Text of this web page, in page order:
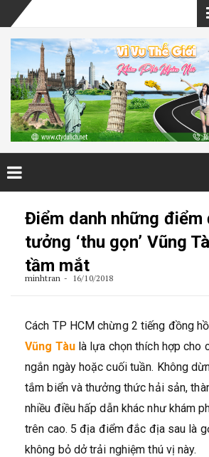
to
Điểm danh những điểm
tưởng ‘thu gọn’ Vũng
tầm mắt
minhtran 16/10/2018
Cách TP HCM chừng 2 tiếng đồng
Vũng Tàulà lựa chọn thích hợp cho
ngắn ngày hoặc cuối tuần. Không
tắm biển và thưởng thức hải sản,
nhiều điều hấp dẫn khác như khám
trên cao. 5 địa điểm đắc địa sau là
không bỏ dở trải nghiệm thú vị này.